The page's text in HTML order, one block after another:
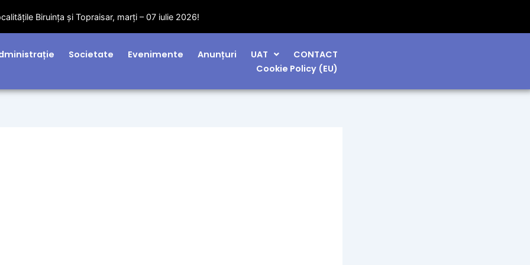
Biruința și Topraisar, marți – 07 iulie 2026!
Societate Evenimente Anunțuri UAT
CONTACT
Cookie Policy (EU)